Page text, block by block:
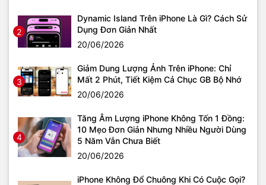
2
Dynamic Island Trên iPhone Là Gì? Cách Sử
Dụng Đơn Giản Nhất
20/06/2026
3
Giảm Dung Lượng Ảnh Trên iPhone: Chỉ
Mất 2 Phút, Tiết Kiệm Cả Chục GB Bộ Nhớ
20/06/2026
4
Tăng Âm Lượng iPhone Không Tốn 1 Đồng:
10 Mẹo Đơn Giản Nhưng Nhiều Người Dùng
5 Năm Vẫn Chưa Biết
20/06/2026
iPhone Không Đổ Chuông Khi Có Cuộc Gọi?